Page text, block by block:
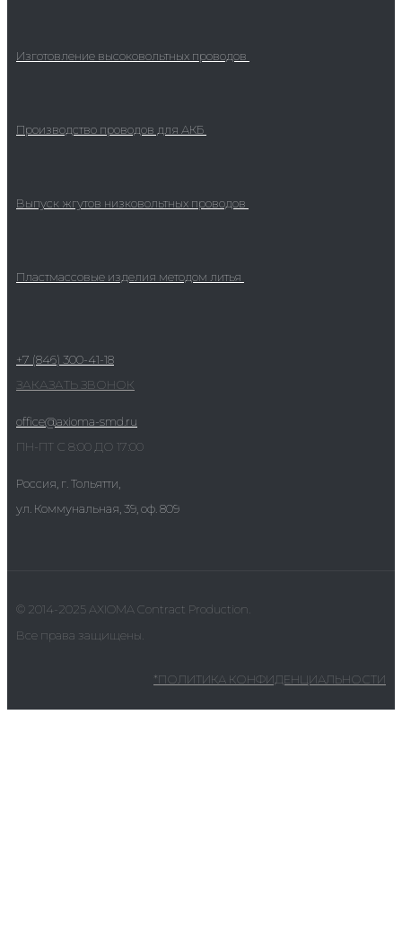
Изготовление высоковольтных проводов
Производство проводов для АКБ
Выпуск жгутов низковольтных проводов
Пластмассовые изделия методом литья
+7 (846) 300-41-18
ЗАКАЗАТЬ ЗВОНОК
office@axioma-smd.ru
ПН-ПТ С 8:00 ДО 17:00
Россия, г. Тольятти,
ул. Коммунальная, 39, оф. 809
© 2014-2025 AXIOMA Contract Production.
Все права защищены.
*ПОЛИТИКА КОНФИДЕНЦИАЛЬНОСТИ